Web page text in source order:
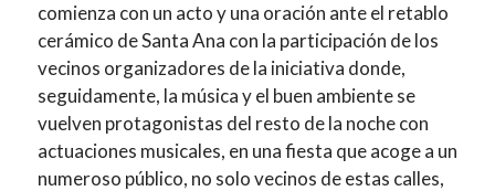
comienza con un acto y una oración ante el retablo
cerámico de Santa Ana con la participación de los
vecinos organizadores de la iniciativa donde,
seguidamente, la música y el buen ambiente se
vuelven protagonistas del resto de la noche con
actuaciones musicales, en una fiesta que acoge a un
numeroso público, no solo vecinos de estas calles,